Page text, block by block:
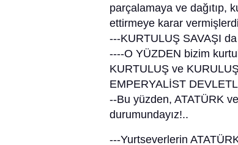
parçalamaya ve dağıtıp,
ettirmeye karar
---KURTULUŞ SAVAŞI
----O YÜZDEN bizim
KURTULUŞ ve
EMPERYALİST
--Bu yüzden, ATATÜRK
durumundayız!..
---Yurtseverlerin